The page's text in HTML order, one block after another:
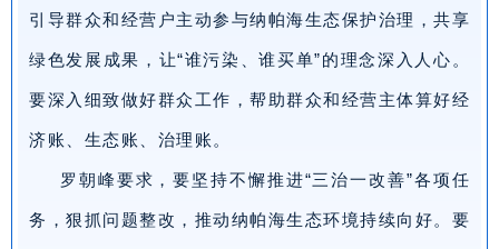
引导群众和经营户主动参与纳帕海生态保护治理，共享
绿色发展成果， 让“谁污染、谁买单”的理念深入人心 。
要深入细致做好群众工作，帮助群众和经营主体算好经
济账、生态账、治理账。
罗朝峰要求，要坚持不懈推进“三治一改善”各项任
务，狠抓问题整改，推动纳帕海生态环境持续向好。要